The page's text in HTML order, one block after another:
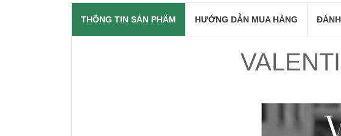
THÔNG TIN SẢN PHẨM HƯỚNG DẪN MUA HÀNG